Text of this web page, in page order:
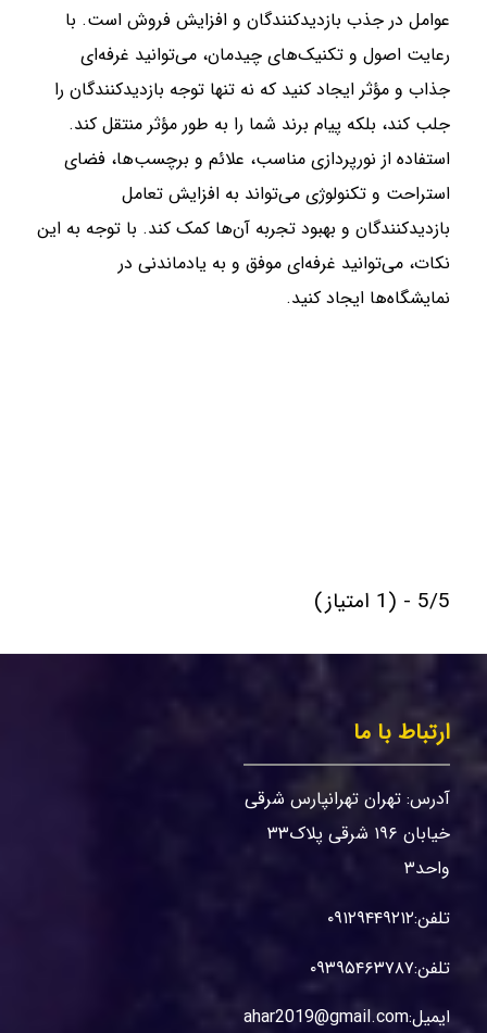
عوامل در جذب بازدیدکنندگان و افزایش فروش است. با
رعایت اصول و تکنیک‌های چیدمان، می‌توانید غرفه‌ای
جذاب و مؤثر ایجاد کنید که نه تنها توجه بازدیدکنندگان را
جلب کند، بلکه پیام برند شما را به طور مؤثر منتقل کند.
استفاده از نورپردازی مناسب، علائم و برچسب‌ها، فضای
استراحت و تکنولوژی می‌تواند به افزایش تعامل
بازدیدکنندگان و بهبود تجربه آن‌ها کمک کند. با توجه به این
نکات، می‌توانید غرفه‌ای موفق و به یادماندنی در
نمایشگاه‌ها ایجاد کنید.
5/5 - (1 امتیاز)
ارتباط با ما
آدرس: تهران تهرانپارس شرقی
خیابان ۱۹۶ شرقی پلاک۳۳
واحد۳
تلفن:۰۹۱۲۹۴۴۹۲۱۲
تلفن:۰۹۳۹۵۴۶۳۷۸۷
ایمیل:Tanaz.bahar2019@gmail.com